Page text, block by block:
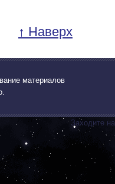
↑ Наверх
материалов
Заходите